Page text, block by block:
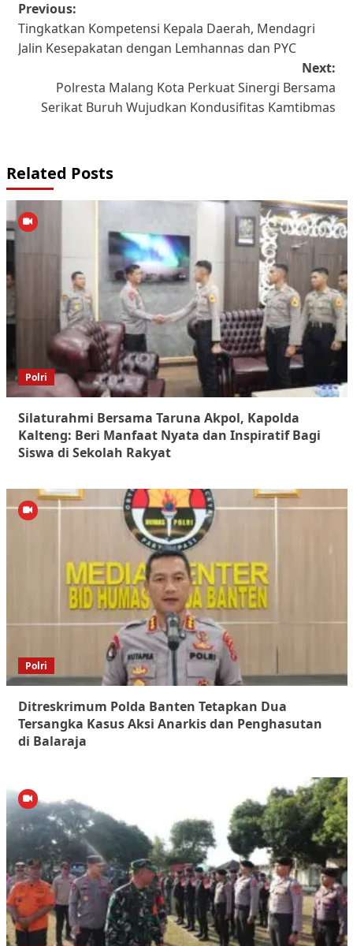
Post
navigation
Previous:
Tingkatkan Kompetensi Kepala Daerah, Mendagri
Jalin Kesepakatan dengan Lemhannas dan PYC
Next:
Polresta Malang Kota Perkuat Sinergi Bersama
Serikat Buruh Wujudkan Kondusifitas Kamtibmas
Related Posts
Polri
Silaturahmi Bersama Taruna Akpol, Kapolda
Kalteng: Beri Manfaat Nyata dan Inspiratif Bagi
Siswa di Sekolah Rakyat
Polri
Ditreskrimum Polda Banten Tetapkan Dua
Tersangka Kasus Aksi Anarkis dan Penghasutan
di Balaraja